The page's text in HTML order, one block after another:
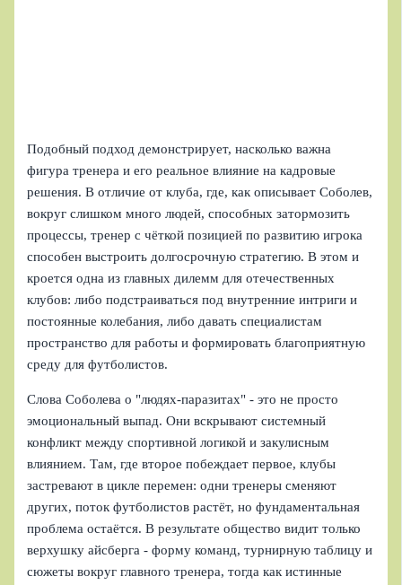
Подобный подход демонстрирует, насколько важна
фигура тренера и его реальное влияние на кадровые
решения. В отличие от клуба, где, как описывает Соболев,
вокруг слишком много людей, способных затормозить
процессы, тренер с чёткой позицией по развитию игрока
способен выстроить долгосрочную стратегию. В этом и
кроется одна из главных дилемм для отечественных
клубов: либо подстраиваться под внутренние интриги и
постоянные колебания, либо давать специалистам
пространство для работы и формировать благоприятную
среду для футболистов.
Слова Соболева о "людях-паразитах" - это не просто
эмоциональный выпад. Они вскрывают системный
конфликт между спортивной логикой и закулисным
влиянием. Там, где второе побеждает первое, клубы
застревают в цикле перемен: одни тренеры сменяют
других, поток футболистов растёт, но фундаментальная
проблема остаётся. В результате общество видит только
верхушку айсберга - форму команд, турнирную таблицу и
сюжеты вокруг главного тренера, тогда как истинные